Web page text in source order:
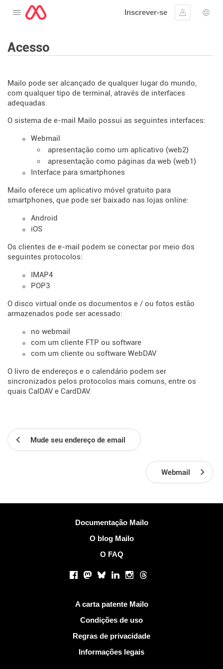
Abra o cardápio
Inscrever-se
Assinar em
Acesso
Mailo pode ser alcançado de qualquer lugar do mundo,
com qualquer tipo de terminal, através de interfaces
adequadas.
O sistema de e-mail Mailo possui as seguintes interfaces:
Webmail
apresentação como um aplicativo (web2)
apresentação como páginas da web (web1)
Interface para smartphones
Mailo oferece um aplicativo móvel gratuito para
smartphones, que pode ser baixado nas lojas online:
Android
iOS
Os clientes de e-mail podem se conectar por meio dos
seguintes protocolos:
IMAP4
POP3
O disco virtual onde os documentos e / ou fotos estão
armazenados pode ser acessado:
no webmail
com um cliente FTP ou software
com um cliente ou software WebDAV
O livro de endereços e o calendário podem ser
sincronizados pelos protocolos mais comuns, entre os
quais CalDAV e CardDAV.
Mude seu endereço de email
Webmail
Documentação Mailo
O blog Mailo
O FAQ
Facebook
Mastodon
BlueskyLinkedInInstagram
Threads
A carta patente Mailo
Condições de uso
Regras de privacidade
Informações legais